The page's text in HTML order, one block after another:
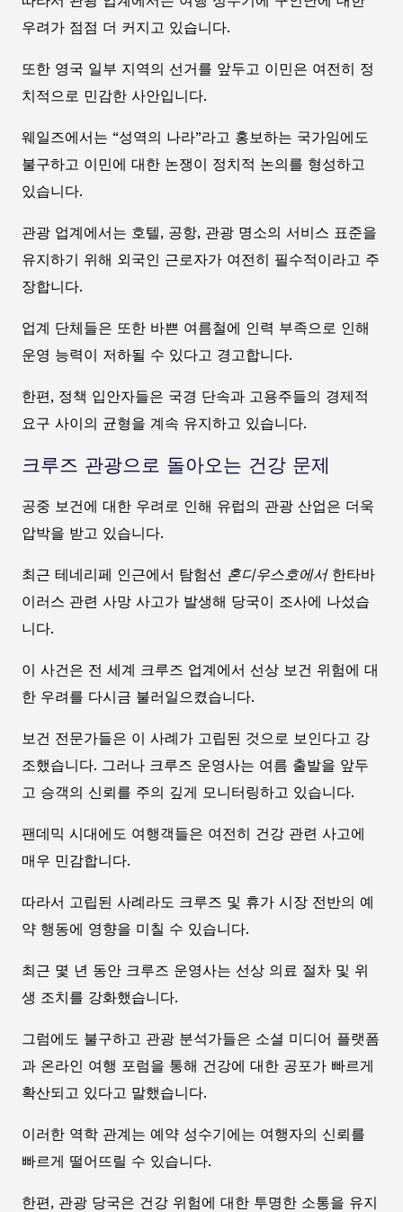
우려가 점점 더 커지고 있습니다.
또한 영국 일부 지역의 선거를 앞두고 이민은 여전히 정
치적으로 민감한 사안입니다.
웨일즈에서는 “성역의 나라”라고 홍보하는 국가임에도
불구하고 이민에 대한 논쟁이 정치적 논의를 형성하고
있습니다.
관광 업계에서는 호텔, 공항, 관광 명소의 서비스 표준을
유지하기 위해 외국인 근로자가 여전히 필수적이라고 주
장합니다.
업계 단체들은 또한 바쁜 여름철에 인력 부족으로 인해
운영 능력이 저하될 수 있다고 경고합니다.
한편, 정책 입안자들은 국경 단속과 고용주들의 경제적
요구 사이의 균형을 계속 유지하고 있습니다.
크루즈 관광으로 돌아오는 건강 문제
공중 보건에 대한 우려로 인해 유럽의 관광 산업은 더욱
압박을 받고 있습니다.
최근 테네리페 인근에서 탐험선 혼디우스호에서한타바
이러스 관련 사망 사고가 발생해 당국이 조사에 나섰습
니다.
이 사건은 전 세계 크루즈 업계에서 선상 보건 위험에 대
한 우려를 다시금 불러일으켰습니다.
보건 전문가들은 이 사례가 고립된 것으로 보인다고 강
조했습니다. 그러나 크루즈 운영사는 여름 출발을 앞두
고 승객의 신뢰를 주의 깊게 모니터링하고 있습니다.
팬데믹 시대에도 여행객들은 여전히 건강 관련 사고에
매우 민감합니다.
따라서 고립된 사례라도 크루즈 및 휴가 시장 전반의 예
약 행동에 영향을 미칠 수 있습니다.
최근 몇 년 동안 크루즈 운영사는 선상 의료 절차 및 위
생 조치를 강화했습니다.
그럼에도 불구하고 관광 분석가들은 소셜 미디어 플랫폼
과 온라인 여행 포럼을 통해 건강에 대한 공포가 빠르게
확산되고 있다고 말했습니다.
이러한 역학 관계는 예약 성수기에는 여행자의 신뢰를
빠르게 떨어뜨릴 수 있습니다.
한편, 관광 당국은 건강 위험에 대한 투명한 소통을 유지